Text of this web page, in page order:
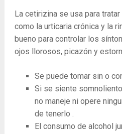
La cetirizina se usa para
como la urticaria crónica y la
bueno para controlar los
ojos llorosos, picazón y
Se puede tomar sin o
Si se siente
no maneje ni opere
de tenerlo .
El consumo de alcohol